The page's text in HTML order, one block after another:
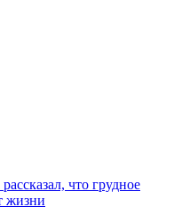
что грудное
жизни